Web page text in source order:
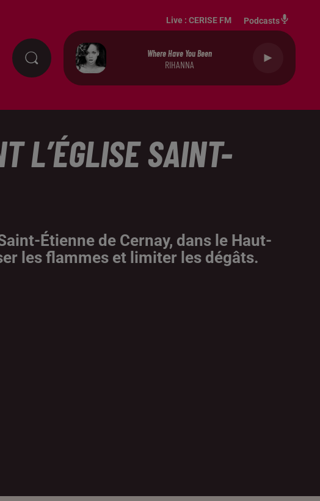
Live : CERISE FM Podcasts
Where Have You Been
RIHANNA
L’ÉGLISE SAINT-
Étienne de Cernay, dans le Haut-
les flammes et limiter les dégâts.